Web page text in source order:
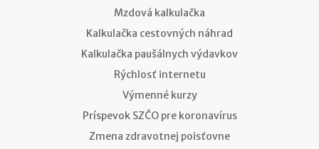
Mzdová kalkulačka
Kalkulačka cestovných náhrad
Kalkulačka paušálnych výdavkov
Rýchlosť internetu
Výmenné kurzy
Príspevok SZČO pre koronavírus
Zmena zdravotnej poisťovne